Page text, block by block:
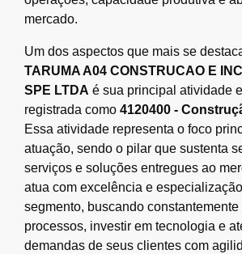
mercado.
Um dos aspectos que mais se
TARUMA A04 CONSTRUCAO E
SPE LTDA é sua principal atividade
registrada como 4120400 -
Essa atividade representa o foco
atuação, sendo o pilar que sustenta
serviços e soluções entregues ao
atua com excelência e
segmento, buscando
processos, investir em tecnologia e
demandas de seus clientes com